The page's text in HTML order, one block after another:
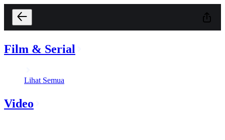
Film & Serial
Lihat Semua
Video